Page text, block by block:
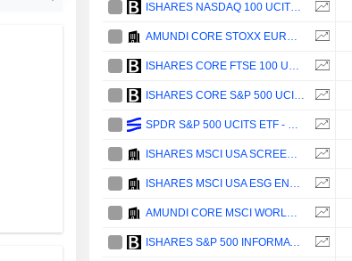
ISHARES NASDAQ 100 UCITS ETF - USD
AMUNDI CORE STOXX EUROPE 600 UCITS ETF ACC - EUR
ISHARES CORE FTSE 100 UCITS ETF - GBP
ISHARES CORE S&P 500 UCITS ETF USD DIST - USD
SPDR S&P 500 UCITS ETF - USD
ISHARES MSCI USA SCREENED UCITS ETF (ACC) - USD
ISHARES MSCI USA ESG ENHANCED CTB UCITS ETF (DIST) - USD
AMUNDI CORE MSCI WORLD UCITS ETF ACC - USD
ISHARES S&P 500 INFORMATION TECHNOLOGY SECTOR UCITS ETF - USD